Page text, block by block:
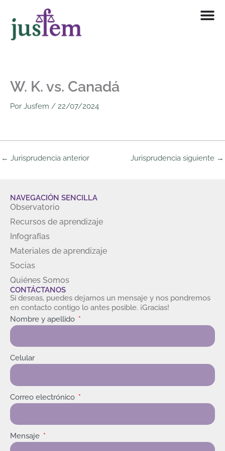
contenido
W. K. vs. Canadá
Por Jusfem / 22/07/2024
← Jurisprudencia anterior Jurisprudencia siguiente →
NAVEGACIÓN SENCILLA
Observatorio
Recursos de aprendizaje
Infografías
Materiales de aprendizaje
Socias
Quiénes Somos
CONTÁCTANOS
Si deseas, puedes dejarnos un mensaje y nos pondremos
en contacto contigo lo antes posible. ¡Gracias!
Nombre y apellido
Celular
Correo electrónico
Mensaje